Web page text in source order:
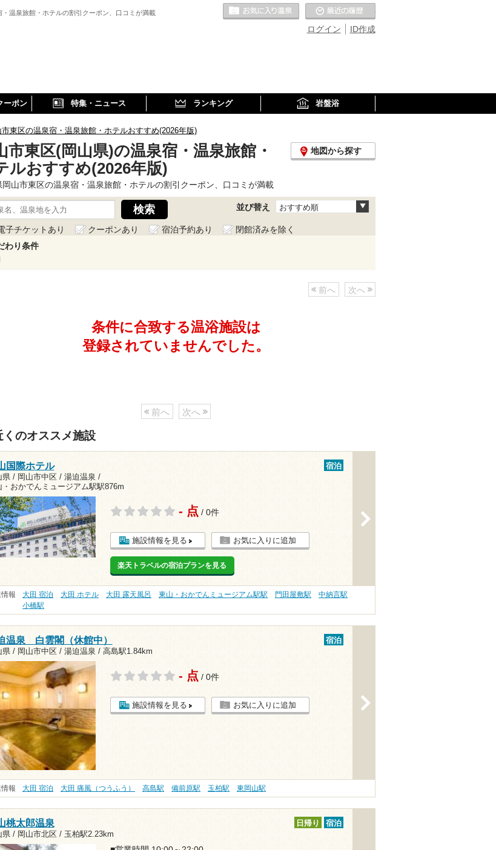
・温泉旅館・ホテルの割引クーポン、口コミが満載
ID作成
ログイン
お気に入りの温泉
ーポン 特集・ニュース ランキング 岩盤浴
市東区の温泉宿・温泉旅館・ホテルおすすめ(2026年版)
市東区(岡山県)の温泉宿・温泉旅館・
ルおすすめ(2026年版)
地図から探す
岡山市東区の温泉宿・温泉旅館・ホテルの割引クーポン、口コミが満載
並び替え おすすめ順
子チケットあり クーポンあり 宿泊予約あり
閉館済みを除く
わり条件
前へ 次へ
条件に合致する温浴施設は
登録されていませんでした。
前へ 次へ
くのオススメ施設
国際ホテル
県 / 岡山市中区 / 湯迫温泉 /
・おかでんミュージアム駅駅876m
宿泊
- 点 / 0件
施設情報を見る お気に入りに追加
楽天トラベルの宿泊プランを見る
報 大田 宿泊 大田 ホテル 大田 露天風呂 東山・おかでんミュージアム駅駅 門田屋敷駅
中納言駅
小橋駅
温泉 白雲閣（休館中）
県 / 岡山市中区 / 湯迫温泉 / 高島駅1.84km
宿泊
- 点 / 0件
施設情報を見る お気に入りに追加
報 大田 宿泊 大田 痛風（つうふう） 高島駅 備前原駅 玉柏駅 東岡山駅
桃太郎温泉
県 / 岡山市北区 / 玉柏駅2.23km
日帰り 宿泊